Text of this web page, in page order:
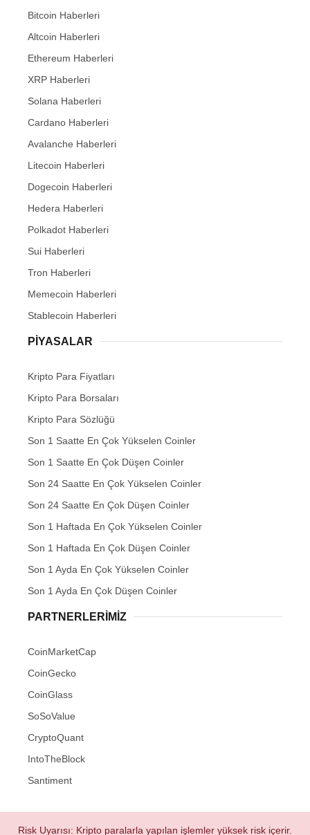
Bitcoin Haberleri
Altcoin Haberleri
Ethereum Haberleri
XRP Haberleri
Solana Haberleri
Cardano Haberleri
Avalanche Haberleri
Litecoin Haberleri
Dogecoin Haberleri
Hedera Haberleri
Polkadot Haberleri
Sui Haberleri
Tron Haberleri
Memecoin Haberleri
Stablecoin Haberleri
PIYASALAR
Kripto Para Fiyatları
Kripto Para Borsaları
Kripto Para Sözlüğü
Son 1 Saatte En Çok Yükselen Coinler
Son 1 Saatte En Çok Düşen Coinler
Son 24 Saatte En Çok Yükselen Coinler
Son 24 Saatte En Çok Düşen Coinler
Son 1 Haftada En Çok Yükselen Coinler
Son 1 Haftada En Çok Düşen Coinler
Son 1 Ayda En Çok Yükselen Coinler
Son 1 Ayda En Çok Düşen Coinler
PARTNERLERIMIZ
CoinMarketCap
CoinGecko
CoinGlass
SoSoValue
CryptoQuant
IntoTheBlock
Santiment
Risk Uyarısı: Kripto paralarla yapılan işlemler yüksek risk içerir.